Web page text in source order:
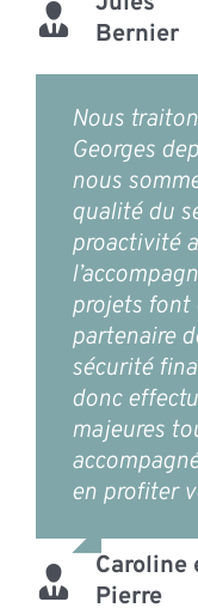
Bernier
Nous
Georges
nous
qualité du
proactivité
projets font
partenaire
sécurité
donc
majeures
en profiter
Caroline
Pierre